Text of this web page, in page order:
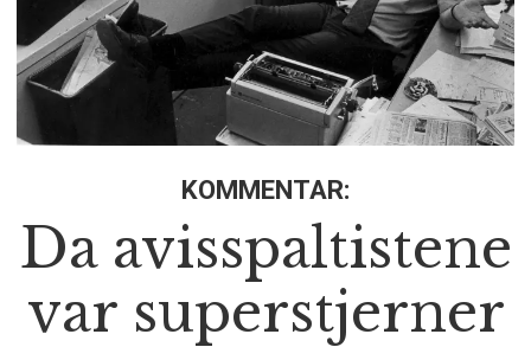
KOMMENTAR:
Da avisspaltistene
var superstjerner